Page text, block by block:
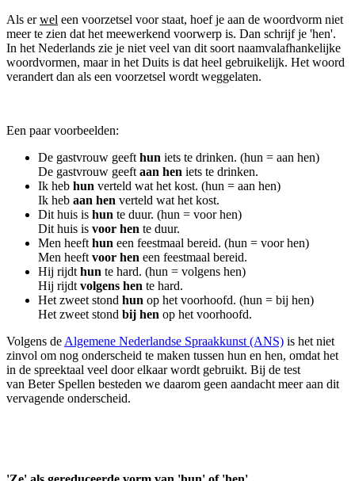
Als erwel een voorzetsel voor staat, hoef je aan de woordvorm niet
meer te zien dat het meewerkend voorwerp is. Dan schrijf je 'hen'.
In het Nederlands zie je niet veel van dit soort naamvalafhankelijke
woordvormen, maar in het Duits is dat heel gebruikelijk. Het woord
verandert dan als een voorzetsel wordt weggelaten.
Een paar voorbeelden:
De gastvrouw geeft hun iets te drinken. (hun = aan hen)
De gastvrouw geeft aan hen iets te drinken.
Ik heb hun verteld wat het kost. (hun = aan hen)
Ik heb aan hen verteld wat het kost.
Dit huis is hun te duur. (hun = voor hen)
Dit huis is voor hen te duur.
Men heeft hun een feestmaal bereid. (hun = voor hen)
Men heeft voor hen een feestmaal bereid.
Hij rijdt hun te hard. (hun = volgens hen)
Hij rijdt volgens hen te hard.
Het zweet stond hun op het voorhoofd. (hun = bij hen)
Het zweet stond bij hen op het voorhoofd.
Volgens de Algemene Nederlandse Spraakkunst (ANS) is het niet
zinvol om nog onderscheid te maken tussen hun en hen, omdat het
in de spreektaal veel door elkaar wordt gebruikt. Bij de test
van Beter Spellen besteden we daarom geen aandacht meer aan dit
vervagende onderscheid.